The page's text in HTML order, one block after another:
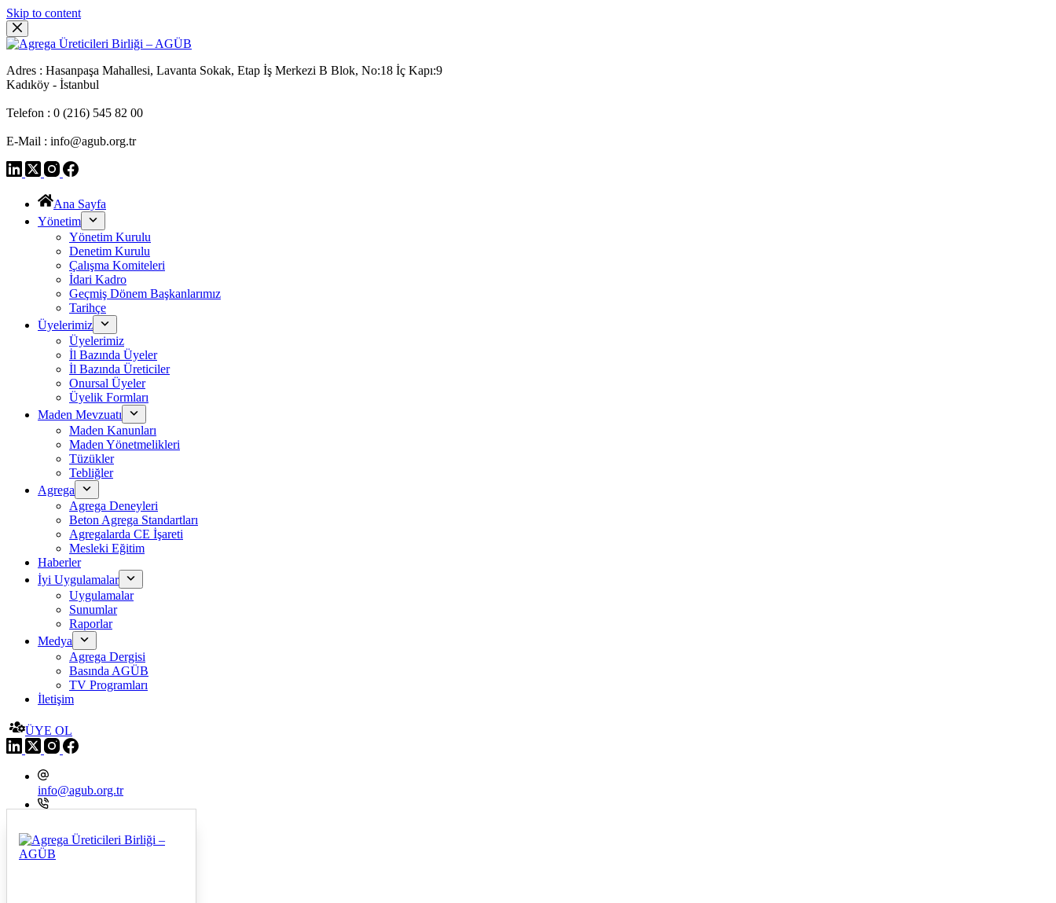
Skip to content
Adres : Hasanpaşa Mahallesi, Lavanta Sokak, Etap İş Merkezi B Blok, No:18 İç Kapı:9
Kadıköy - İstanbul
Telefon : 0 (216) 545 82 00
E-Mail : info@agub.org.tr
Ana Sayfa
Yönetim
Yönetim Kurulu
Denetim Kurulu
Çalışma Komiteleri
İdari Kadro
Geçmiş Dönem Başkanlarımız
Tarihçe
Üyelerimiz
Üyelerimiz
İl Bazında Üyeler
İl Bazında Üreticiler
Onursal Üyeler
Üyelik Formları
Maden Mevzuatı
Maden Kanunları
Maden Yönetmelikleri
Tüzükler
Tebliğler
Agrega
Agrega Deneyleri
Beton Agrega Standartları
Agregalarda CE İşareti
Mesleki Eğitim
Haberler
İyi Uygulamalar
Uygulamalar
Sunumlar
Raporlar
Medya
Agrega Dergisi
Basında AGÜB
TV Programları
İletişim
ÜYE OL
info@agub.org.tr